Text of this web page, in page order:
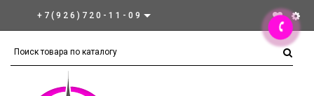
+7(926)720-11-09